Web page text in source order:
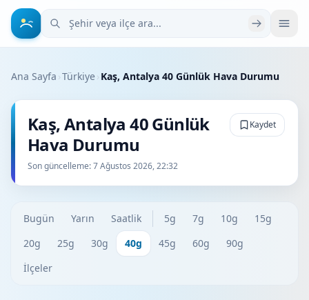
Şehir veya ilçe ara
Ana Sayfa ›Türkiye› Kaş, Antalya 40 Günlük Hava Durumu
Kaş, Antalya 40 Günlük
Hava Durumu
Son güncelleme:7 Ağustos 2026, 22:32
Kaydet
Bugün Yarın Saatlik 5g 7g 10g
15g
20g
25g 30g 40g 45g 60g
90g
İlçeler